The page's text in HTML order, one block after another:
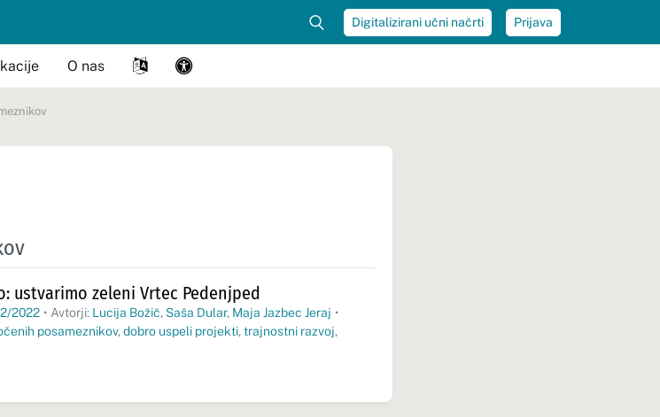
Digitalizirani učni načrti Prijava
O nas
ustvarimo zeleni Vrtec Pedenjped
2022 • Avtorji: Lucija Božič, Saša Dular, Maja Jazbec Jeraj •
posameznikov, dobro uspeli projekti, trajnostni razvoj,